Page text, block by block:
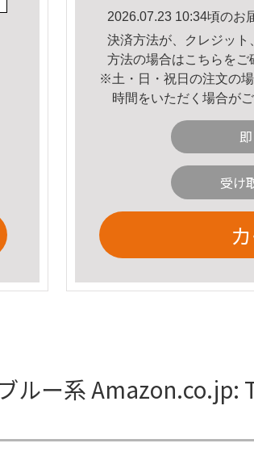
2026.07.23 10:34頃のお
決済方法が、クレジッ
方法の場合はこちら をご
※土・日・祝日の注文の
時間をいただく場合がご
受け
系 Amazon.co.jp: